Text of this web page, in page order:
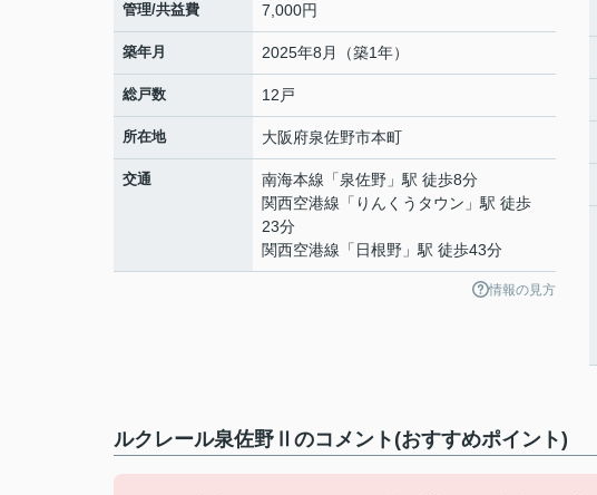
管理/共益費 7,000円
築年月 2025年8月（築1年）
総戸数 12戸
所在地 大阪府泉佐野市本町
交通 南海本線 「泉佐野 」駅 徒歩8分
関西空港線 「 りんくうタウン 」駅 徒歩
23分
関西空港線 「 日根野 」駅 徒歩43分
情報の見方
ルクレール泉佐野Ⅱのコメント(おすすめポイント)